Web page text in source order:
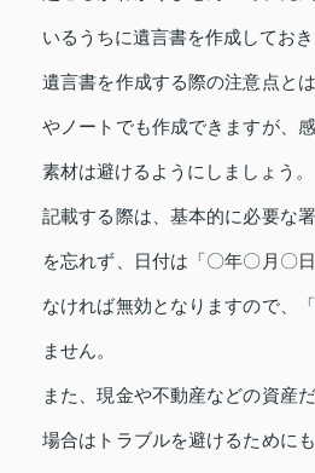
いるうちに遺言書を作成しておき
遺言書を作成する際の注意点と
やノートでも作成できますが、
素材は避けるようにしましょう。
記載する際は、基本的に必要な
を忘れず、日付は「〇年〇月〇
なければ無効となりますので、
ません。
また、現金や不動産などの資産
場合はトラブルを避けるために